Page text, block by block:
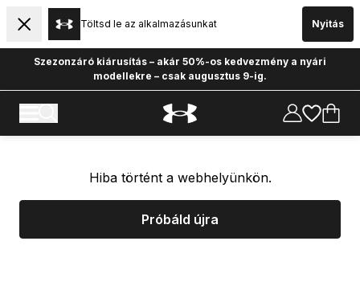
Töltsd le az alkalmazásunkat Nyitás
Szezonzáró kiárusítás – akár 50%-os kedvezmény a nyári
modellekre – csak augusztus 9-ig.
Hiba történt a webhelyünkön.
Próbáld újra